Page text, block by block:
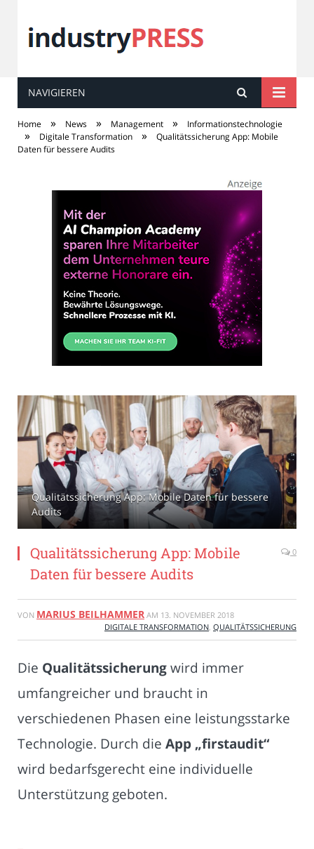
industryPRESS
NAVIGIEREN
Home » News » Management » Informationstechnologie
» Digitale Transformation »
Qualitätssicherung App: Mobile
Daten für bessere Audits
Qualitätssicherung App: Mobile Daten für bessere
Audits
Qualitätssicherung App: Mobile
Daten für bessere Audits
0
VON MARIUS BEILHAMMER AM 13. NOVEMBER 2018
DIGITALE TRANSFORMATION, QUALITÄTSSICHERUNG
Die Qualitätssicherungwird immer
umfangreicher und braucht in
verschiedenen Phasen eine leistungsstarke
Technologie. Durch die App „firstaudit“
wird bedarfsgerecht eine individuelle
Unterstützung geboten.